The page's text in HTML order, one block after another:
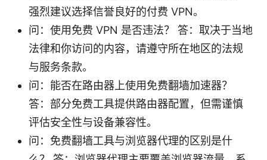
强烈建议选择信誉良好的付费 VPN。
问：使用免费 VPN 是否违法？ 答：取决于当地
法律和你访问的内容，请遵守所在地区的法规
与服务条款。
问：能否在路由器上使用免费翻墙加速器？
答：部分免费工具提供路由器配置，但需谨慎
评估安全性与设备兼容性。
问：免费翻墙工具与浏览器代理的区别是什